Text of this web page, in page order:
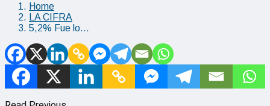
Home
LA CIFRA
5,2% Fue lo…